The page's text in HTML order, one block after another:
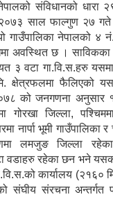
संविधानको धारा
साल फाल्गुण २७ गते
गाउँपालिका नेपालको ४
अवस्थित छ । साविकका
३ वटा गा.वि.स.हरु
क्षेत्रफलमा फैलिएको यस
को जनगणना
गोरखा जिल्ला,
नार्पा भूमी गाउँपालिका
लमजुङ जिल्ला
वडाहरु रहेका छन भने
कार्यालय (२१६०
संघीय संरचना अन्तर्गत